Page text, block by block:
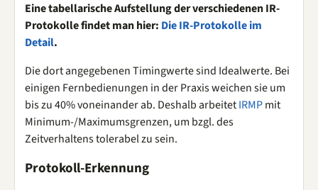
Eine tabellarische Aufstellung der verschiedenen IR-
Protokolle findet man hier: Die IR-Protokolle im
Detail.
Die dort angegebenen Timingwerte sind Idealwerte. Bei
einigen Fernbedienungen in der Praxis weichen sie um
bis zu 40% voneinander ab. Deshalb arbeitetIRMPmit
Minimum-/Maximumsgrenzen, um bzgl. des
Zeitverhaltens tolerabel zu sein.
Protokoll-Erkennung